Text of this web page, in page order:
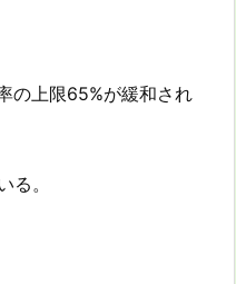
の上限65%が緩和され
る。